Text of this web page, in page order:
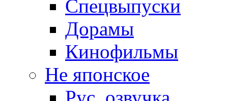
Спецвыпуски
Дорамы
Кинофильмы
Не японское